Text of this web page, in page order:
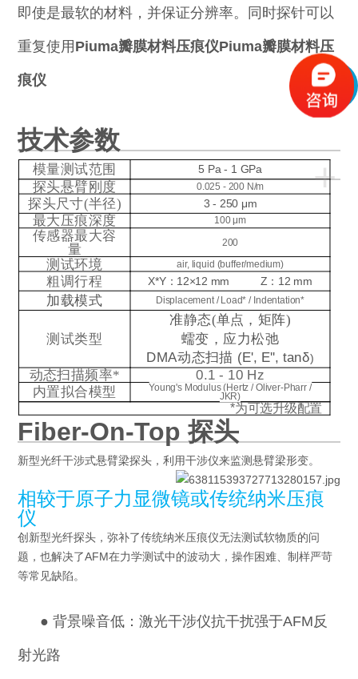
即使是最软的材料，并保证分辨率。同时探针可以
重复使用 Piuma瓣膜材料压痕仪Piuma瓣膜材料压
痕仪
技术参数
+
模量测试范围 5 Pa - 1 GPa
探头悬臂刚度 0.025 - 200 N/m
探头尺寸(半径) 3 - 250 μm
最大压痕深度 100 μm
传感器最大容
量 200
测试环境 air, liquid (buffer/medium)
粗调行程 X*Y：12×12 mm Z：12 mm
加载模式 Displacement / Load* / Indentation*
测试类型
准静态(单点，矩阵)
蠕变，应力松弛
DMA动态扫描 (E', E'', tanδ)
动态扫描频率* 0.1 - 10 Hz
内置拟合模型 Young's Modulus (Hertz / Oliver-Pharr /
JKR)
*为可选升级配置
Fiber-On-Top 探头
新型光纤干涉式悬臂梁探头，利用干涉仪来监测悬臂梁形变。
相较于原子力显微镜或传统纳米压痕
仪
创新型光纤探头，弥补了传统纳米压痕仪无法测试软物质的问
题，也解决了AFM在力学测试中的波动大，操作困难、制样严苛
等常见缺陷。
●背景噪音低：激光干涉仪抗干扰强于AFM反
射光路